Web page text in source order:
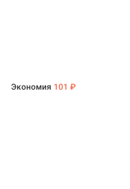
Экономия 101 ₽